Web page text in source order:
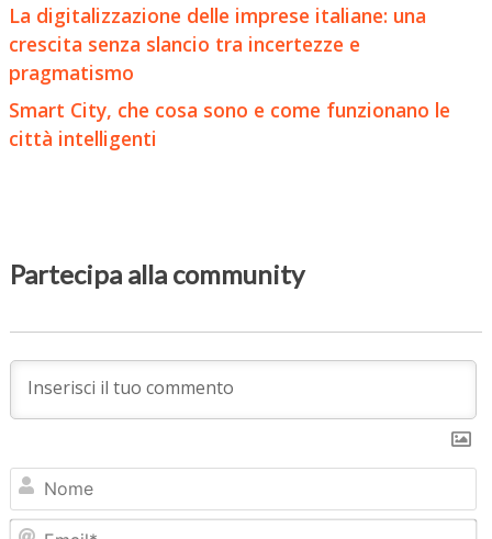
La digitalizzazione delle imprese italiane: una
crescita senza slancio tra incertezze e
pragmatismo
Smart City, che cosa sono e come funzionano le
città intelligenti
Partecipa alla community